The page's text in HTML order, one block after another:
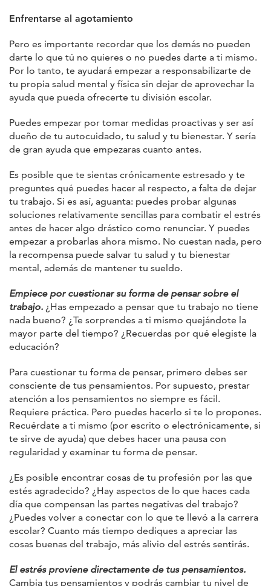
Enfrentarse al agotamiento
Pero es importante recordar que los demás no pueden
darte lo que tú no quieres o no puedes darte a ti mismo.
Por lo tanto, te ayudará empezar a responsabilizarte de
tu propia salud mental y física sin dejar de aprovechar la
ayuda que pueda ofrecerte tu división escolar.
Puedes empezar por tomar medidas proactivas y ser así
dueño de tu autocuidado, tu salud y tu bienestar. Y sería
de gran ayuda que empezaras cuanto antes.
Es posible que te sientas crónicamente estresado y te
preguntes qué puedes hacer al respecto, a falta de dejar
tu trabajo. Si es así, aguanta: puedes probar algunas
soluciones relativamente sencillas para combatir el estrés
antes de hacer algo drástico como renunciar. Y puedes
empezar a probarlas ahora mismo. No cuestan nada, pero
la recompensa puede salvar tu salud y tu bienestar
mental, además de mantener tu sueldo.
Empiece por cuestionar su forma de pensar sobre el
trabajo. ¿Has empezado a pensar que tu trabajo no tiene
nada bueno? ¿Te sorprendes a ti mismo quejándote la
mayor parte del tiempo? ¿Recuerdas por qué elegiste la
educación?
Para cuestionar tu forma de pensar, primero debes ser
consciente de tus pensamientos. Por supuesto, prestar
atención a los pensamientos no siempre es fácil.
Requiere práctica. Pero puedes hacerlo si te lo propones.
Recuérdate a ti mismo (por escrito o electrónicamente, si
te sirve de ayuda) que debes hacer una pausa con
regularidad y examinar tu forma de pensar.
¿Es posible encontrar cosas de tu profesión por las que
estés agradecido? ¿Hay aspectos de lo que haces cada
día que compensan las partes negativas del trabajo?
¿Puedes volver a conectar con lo que te llevó a la carrera
escolar? Cuanto más tiempo dediques a apreciar las
cosas buenas del trabajo, más alivio del estrés sentirás.
El estrés proviene directamente de tus pensamientos.
Cambia tus pensamientos y podrás cambiar tu nivel de